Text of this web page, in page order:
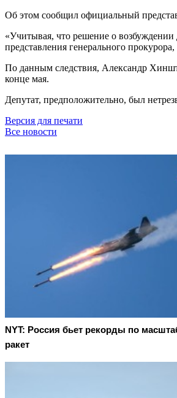
Об этом сообщил официальный
«Учитывая, что решение о
представления генерального
По данным следствия, Александр
конце мая.
Депутат, предположительно, был
Версия для печати
Все новости
NYT: Россия бьет рекорды по
ракет